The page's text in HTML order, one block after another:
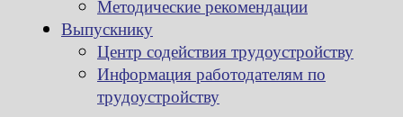
Методические рекомендации
Выпускнику
Центр содействия трудоустройству
Информация работодателям по
трудоустройству